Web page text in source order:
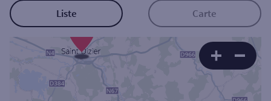
Coffre-fort
Autour de moi
Ville / Code postal
Liste Carte
3